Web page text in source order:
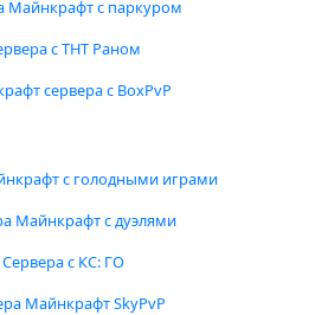
Майнкрафт с паркуром
с ТНТ Раном
сервера с BoxPvP
с голодными играми
Майнкрафт с дуэлями
Сервера с КС: ГО
Майнкрафт SkyPvP